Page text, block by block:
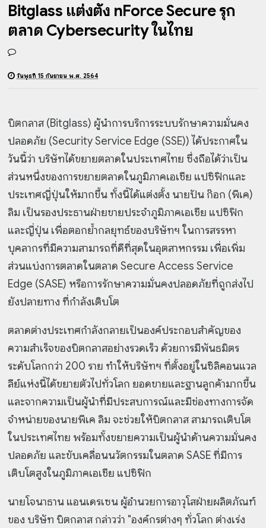
Bitglass แต่งตั้ง nForce Secure รุก
ตลาด Cybersecurity ในไทย
วันพุธที่ 15 กันยายน พ.ศ. 2564
บิตกลาส (Bitglass) ผู้นำการบริการระบบรักษาความมั่นคง
ปลอดภัย (Security Service Edge (SSE)) ได้ประกาศใน
วันนี้ว่า บริษัทได้ขยายตลาดในประเทศไทย ซึ่งถือได้ว่าเป็น
ส่วนหนึ่งของการขยายตลาดในภูมิภาคเอเชีย แปซิฟิกและ
ประเทศญี่ปุ่นให้มากขึ้น ทั้งนี้ได้แต่งตั้ง นายปัน ก๊อก (พีเค)
ลิม เป็นรองประธานฝ่ายขายประจำภูมิภาคเอเชีย แปซิฟิก
และญี่ปุ่น เพื่อตอกย้ำกลยุทธ์ของบริษัทฯ ในการสรรหา
บุคลากรที่มีความสามารถที่ดีที่สุดในอุตสาหกรรม เพื่อเพิ่ม
ส่วนแบ่งการตลาดในตลาด Secure Access Service
Edge (SASE) หรือการรักษาความมั่นคงปลอดภัยที่ถูกส่งไป
ยังปลายทาง ที่กำลังเติบโต
ตลาดต่างประเทศกำลังกลายเป็นองค์ประกอบสำคัญของ
ความสำเร็จของบิตกลาสอย่างรวดเร็ว ด้วยการมีพันธมิตร
ระดับโลกกว่า 200 ราย ทำให้บริษัทฯ ที่ตั้งอยู่ในซิลิคอนแวล
ลีย์แห่งนี้ได้ขยายตัวไปทั่วโลก ยอดขายและฐานลูกค้ามากขึ้น
และจากความเป็นผู้นำที่มีประสบการณ์และมีช่องทางการจัด
จำหน่ายของนายพีเค ลิม จะช่วยให้บิตกลาส สามารถเติบโต
ในประเทศไทย พร้อมทั้งขยายความเป็นผู้นำด้านความมั่นคง
ปลอดภัย และขับเคลื่อนนวัตกรรมในตลาด SASE ที่มีการ
เติบโตสูงในภูมิภาคเอเชีย แปซิฟิก
นายโจนาธาน แอนเดรเซน ผู้อำนวยการอาวุโสฝ่ายผลิตภัณฑ์
ของ บริษัท บิตกลาส กล่าวว่า "องค์กรต่างๆ ทั่วโลก ต่างเร่ง